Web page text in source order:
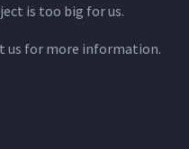
is too big for us.
us for more information.